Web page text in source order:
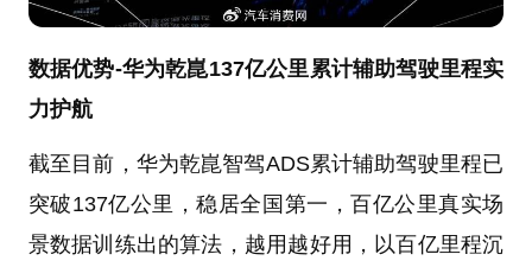
数据优势-华为乾崑137亿公里累计辅助驾驶里程实
力护航
截至目前，华为乾崑智驾ADS累计辅助驾驶里程已
突破137亿公里，稳居全国第一，百亿公里真实场
景数据训练出的算法，越用越好用，以百亿里程沉